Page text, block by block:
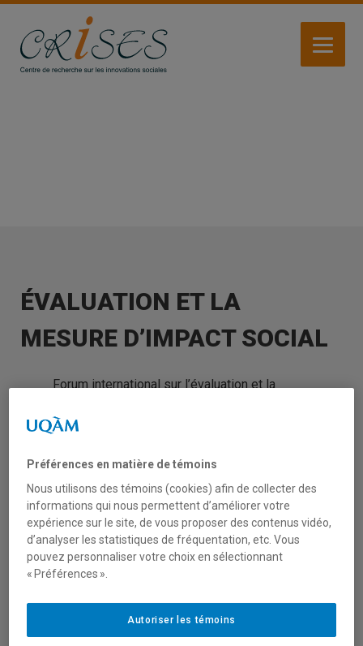
Aller
contenu
principal
ÉVALUATION ET LA
MESURE D’IMPACT SOCIAL
Forum international sur l’évaluation et la
Montréal
DES PROCESSUS À L’IMPACT : POUR
UNE ÉVALUATION À LA MESURE DE
L’ÉCONOMIE SOCIALE
Lamesure de l’impact socialest un sujet
de plus en plus en vogue. En économie
sociale, elle tend à influencer les pratiques
parfois aussi de la méfiance. Après trois ans
de travaux sur ces questions, leTIESSvous
Préférences en matière de témoins
Nous utilisons des témoins (cookies) afin de collecter des
informations qui nous permettent d’améliorer votre
expérience sur le site, de vous proposer des contenus vidéo,
d’analyser les statistiques de fréquentation, etc. Vous
pouvez personnaliser votre choix en sélectionnant
« Préférences ».
Autoriser les témoins